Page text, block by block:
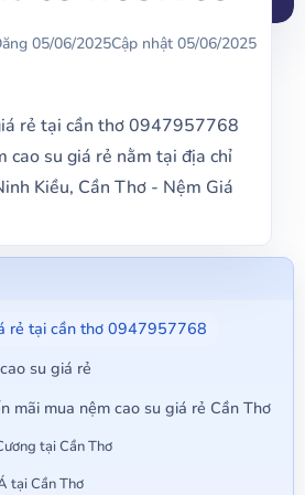
05/06/2025Cập nhật 05/06/2025
rẻ tại cần thơ 0947957768
cao su giá rẻ nằm tại địa chỉ
Kiều, Cần Thơ - Nệm Giá
rẻ tại cần thơ 0947957768
su giá rẻ
mãi mua nệm cao su giá rẻ Cần Thơ
tại Cần Thơ
tại Cần Thơ